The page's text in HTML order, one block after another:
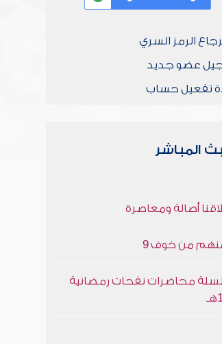
الرمز السري
عضو جديد
تفعيل حساب
المباشر
أصالة ومعاصرة
من خوف 9
محاضرات نفحات رمضانية